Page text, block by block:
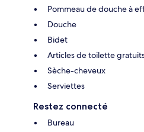
Pommeau de douche à
Douche
Bidet
Articles de toilette
Sèche-cheveux
Serviettes
Restez connecté
Bureau